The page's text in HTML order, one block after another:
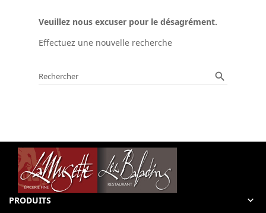
Veuillez nous excuser pour le désagrément.
Effectuez une nouvelle recherche

PRODUITS 